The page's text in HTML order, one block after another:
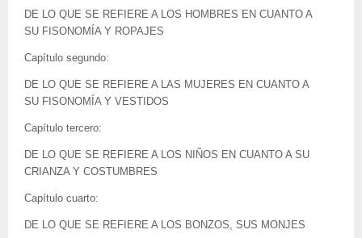
DE LO QUE SE REFIERE A LOS HOMBRES EN CUANTO A
SU FISONOMÍA Y ROPAJES
Capítulo segundo:
DE LO QUE SE REFIERE A LAS MUJERES EN CUANTO A
SU FISONOMÍA Y VESTIDOS
Capítulo tercero:
DE LO QUE SE REFIERE A LOS NIÑOS EN CUANTO A SU
CRIANZA Y COSTUMBRES
Capítulo cuarto:
DE LO QUE SE REFIERE A LOS BONZOS, SUS MONJES